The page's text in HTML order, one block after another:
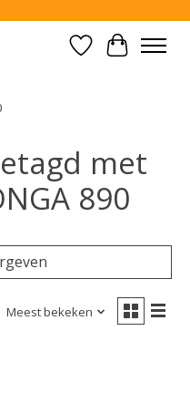
Verlanglijst
met
890
Meest bekeken